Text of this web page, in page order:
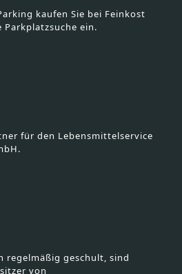
kaufen Sie bei Feinkost
ein.
für den Lebensmittelservice
regelmäßig geschult, sind
von